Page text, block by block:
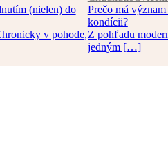
(nielen) do
v pohode,
Prečo má
kondícii?
Z pohľadu
jedným […]